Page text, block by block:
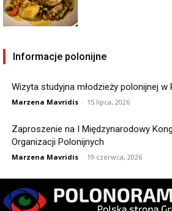
Informacje polonijne
Wizyta studyjna młodzieży polonijnej w
Marzena Mavridis - 15 lipca, 2026
Zaproszenie na I Międzynarodowy
Organizacji Polonijnych
Marzena Mavridis - 19 czerwca, 2026